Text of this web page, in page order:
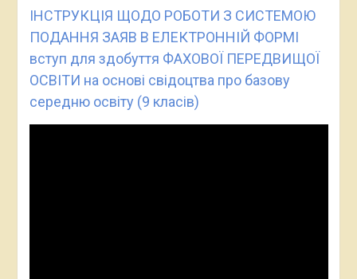
ІНСТРУКЦІЯ ЩОДО РОБОТИ З СИСТЕМОЮ
ПОДАННЯ ЗАЯВ В ЕЛЕКТРОННІЙ ФОРМІ
вступ для здобуття ФАХОВОЇ ПЕРЕДВИЩОЇ
ОСВІТИ на основі свідоцтва про базову
середню освіту (9 класів)